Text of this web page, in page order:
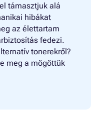
támasztjuk alá
hibákat
az élettartam
fedezi.
tonerekről?
meg a mögöttük